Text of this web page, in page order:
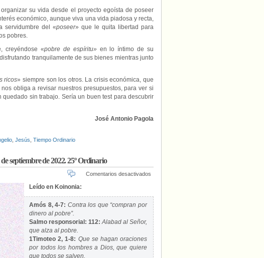
su vida desde el proyecto egoísta de poseer
económico, aunque viva una vida piadosa y recta,
servidumbre del «poseer» que le quita libertad para
pobres.
creyéndose «pobre de espíritu» en lo íntimo de su
tranquilamente de sus bienes mientras junto
ricos» siempre son los otros. La crisis económica, que
obliga a revisar nuestros presupuestos, para ver si
sin trabajo. Sería un buen test para descubrir
José Antonio Pagola
Jesús Tiempo Ordinario
septiembre de 2022. 25º Ordinario
Comentarios desactivados
Leído en Koinonia:
Amós 8, 4-7: Contra los que “compran por
dinero al pobre”.
Salmo responsorial: 112:Alabad al Señor,
que alza al pobre.
1Timoteo 2, 1-8: Que se hagan oraciones
por todos los hombres a Dios, que quiere
que todos se salven.